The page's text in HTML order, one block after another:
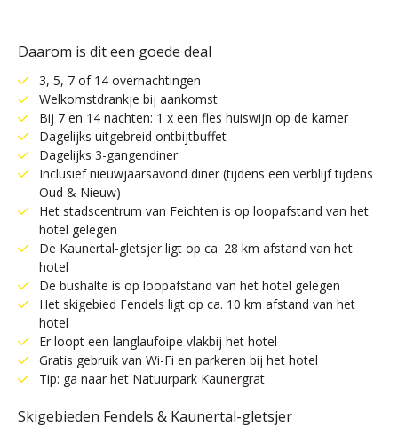
Daarom is dit een goede deal
3, 5, 7 of 14 overnachtingen
Welkomstdrankje bij aankomst
Bij 7 en 14 nachten: 1 x een fles huiswijn op de kamer
Dagelijks uitgebreid ontbijtbuffet
Dagelijks 3-gangendiner
Inclusief nieuwjaarsavond diner (tijdens een verblijf tijdens
Oud & Nieuw)
Het stadscentrum van Feichten is op loopafstand van het
hotel gelegen
De Kaunertal-gletsjer ligt op ca. 28 km afstand van het
hotel
De bushalte is op loopafstand van het hotel gelegen
Het skigebied Fendels ligt op ca. 10 km afstand van het
hotel
Er loopt een langlaufoipe vlakbij het hotel
Gratis gebruik van Wi-Fi en parkeren bij het hotel
Tip: ga naar het Natuurpark Kaunergrat
Skigebieden Fendels & Kaunertal-gletsjer